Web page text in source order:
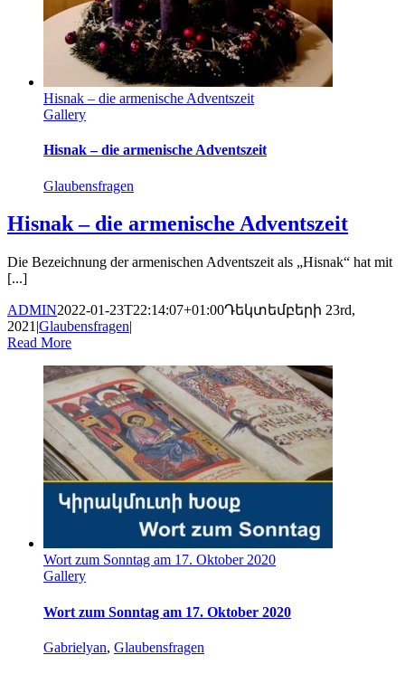
Hisnak – die armenische Adventszeit
Gallery
Hisnak – die armenische Adventszeit
Glaubensfragen
Hisnak – die armenische Adventszeit
Die Bezeichnung der armenischen Adventszeit als „Hisnak“ hat mit
[...]
ADMIN2022-01-23T22:14:07+01:00Դեկտեմբերի 23rd,
2021 |Glaubensfragen|
Read More
Wort zum Sonntag am 17. Oktober 2020
Gallery
Wort zum Sonntag am 17. Oktober 2020
Gabrielyan, Glaubensfragen